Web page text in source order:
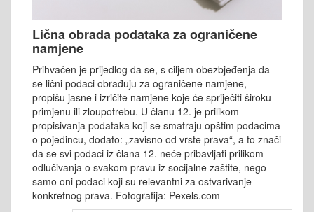
Lična obrada podataka za ograničene
namjene
Prihvaćen je prijedlog da se, s ciljem obezbjeđenja da
se lični podaci obrađuju za ograničene namjene,
propišu jasne i izričite namjene koje će spriječiti široku
primjenu ili zloupotrebu. U članu 12. je prilikom
propisivanja podataka koji se smatraju opštim podacima
o pojedincu, dodato: „zavisno od vrste prava“, a to znači
da se svi podaci iz člana 12. neće pribavljati prilikom
odlučivanja o svakom pravu iz socijalne zaštite, nego
samo oni podaci koji su relevantni za ostvarivanje
konkretnog prava. Fotografija: Pexels.com